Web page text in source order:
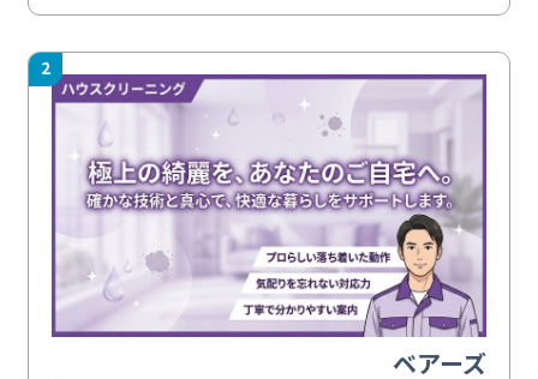
2
ベアーズ